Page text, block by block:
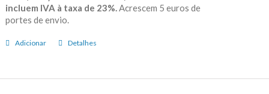
incluem IVA à taxa de 23%. Acrescem 5 euros de
portes de envio.
Adicionar Detalhes